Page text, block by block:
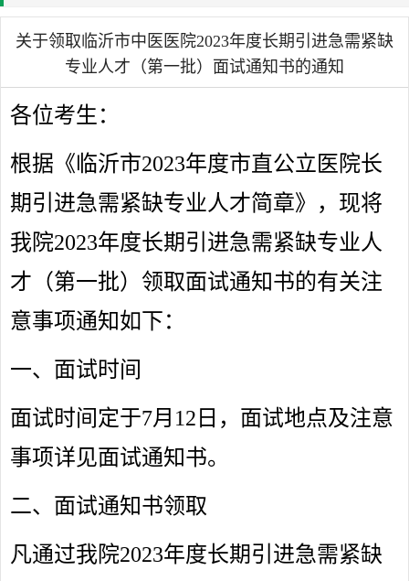
关于领取临沂市中医医院2023年度长期引进急需紧缺
专业人才（第一批）面试通知书的通知
各位考生：
根据《临沂市2023年度市直公立医院长
期引进急需紧缺专业人才简章》，现将
我院2023年度长期引进急需紧缺专业人
才（第一批）领取面试通知书的有关注
意事项通知如下：
一、面试时间
面试时间定于7月12日，面试地点及注意
事项详见面试通知书。
二、面试通知书领取
凡通过我院2023年度长期引进急需紧缺